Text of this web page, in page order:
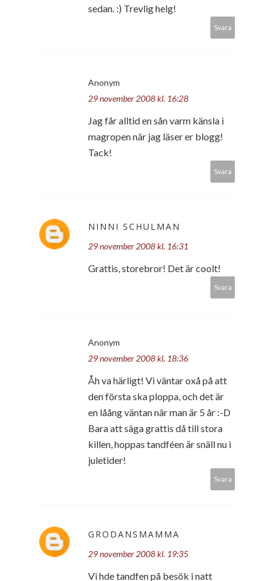
sedan. :) Trevlig helg!
Svara
Anonym
29 november 2008 kl. 16:28
Jag får alltid en sån varm känsla i
magropen när jag läser er blogg!
Tack!
Svara
NINNI SCHULMAN
29 november 2008 kl. 16:31
Grattis, storebror! Det är coolt!
Svara
Anonym
29 november 2008 kl. 18:36
Åh va härligt! Vi väntar oxå på att
den första ska ploppa, och det är
en låång väntan när man är 5 år :-D
Bara att säga grattis då till stora
killen, hoppas tandféen är snäll nu i
juletider!
Svara
GRODANSMAMMA
29 november 2008 kl. 19:35
Vi hde tandfen på besök i natt